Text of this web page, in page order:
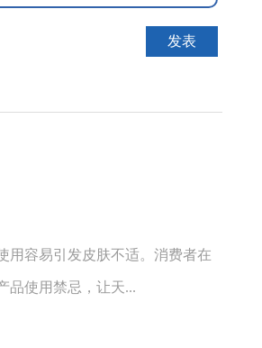
用容易引发皮肤不适。消费者在
品使用禁忌，让天...